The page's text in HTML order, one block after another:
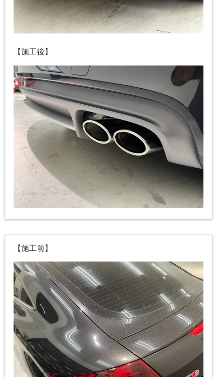
【施工後】
【施工前】